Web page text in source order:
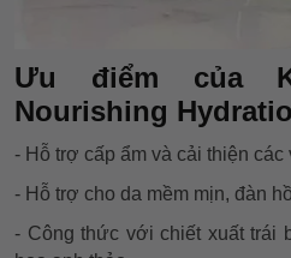
Ưu điểm của
Nourishing
- Hỗ trợ cấp ẩm và cải thiện các
- Hỗ trợ cho da mềm mịn, đàn
- Công thức với chiết xuất trái